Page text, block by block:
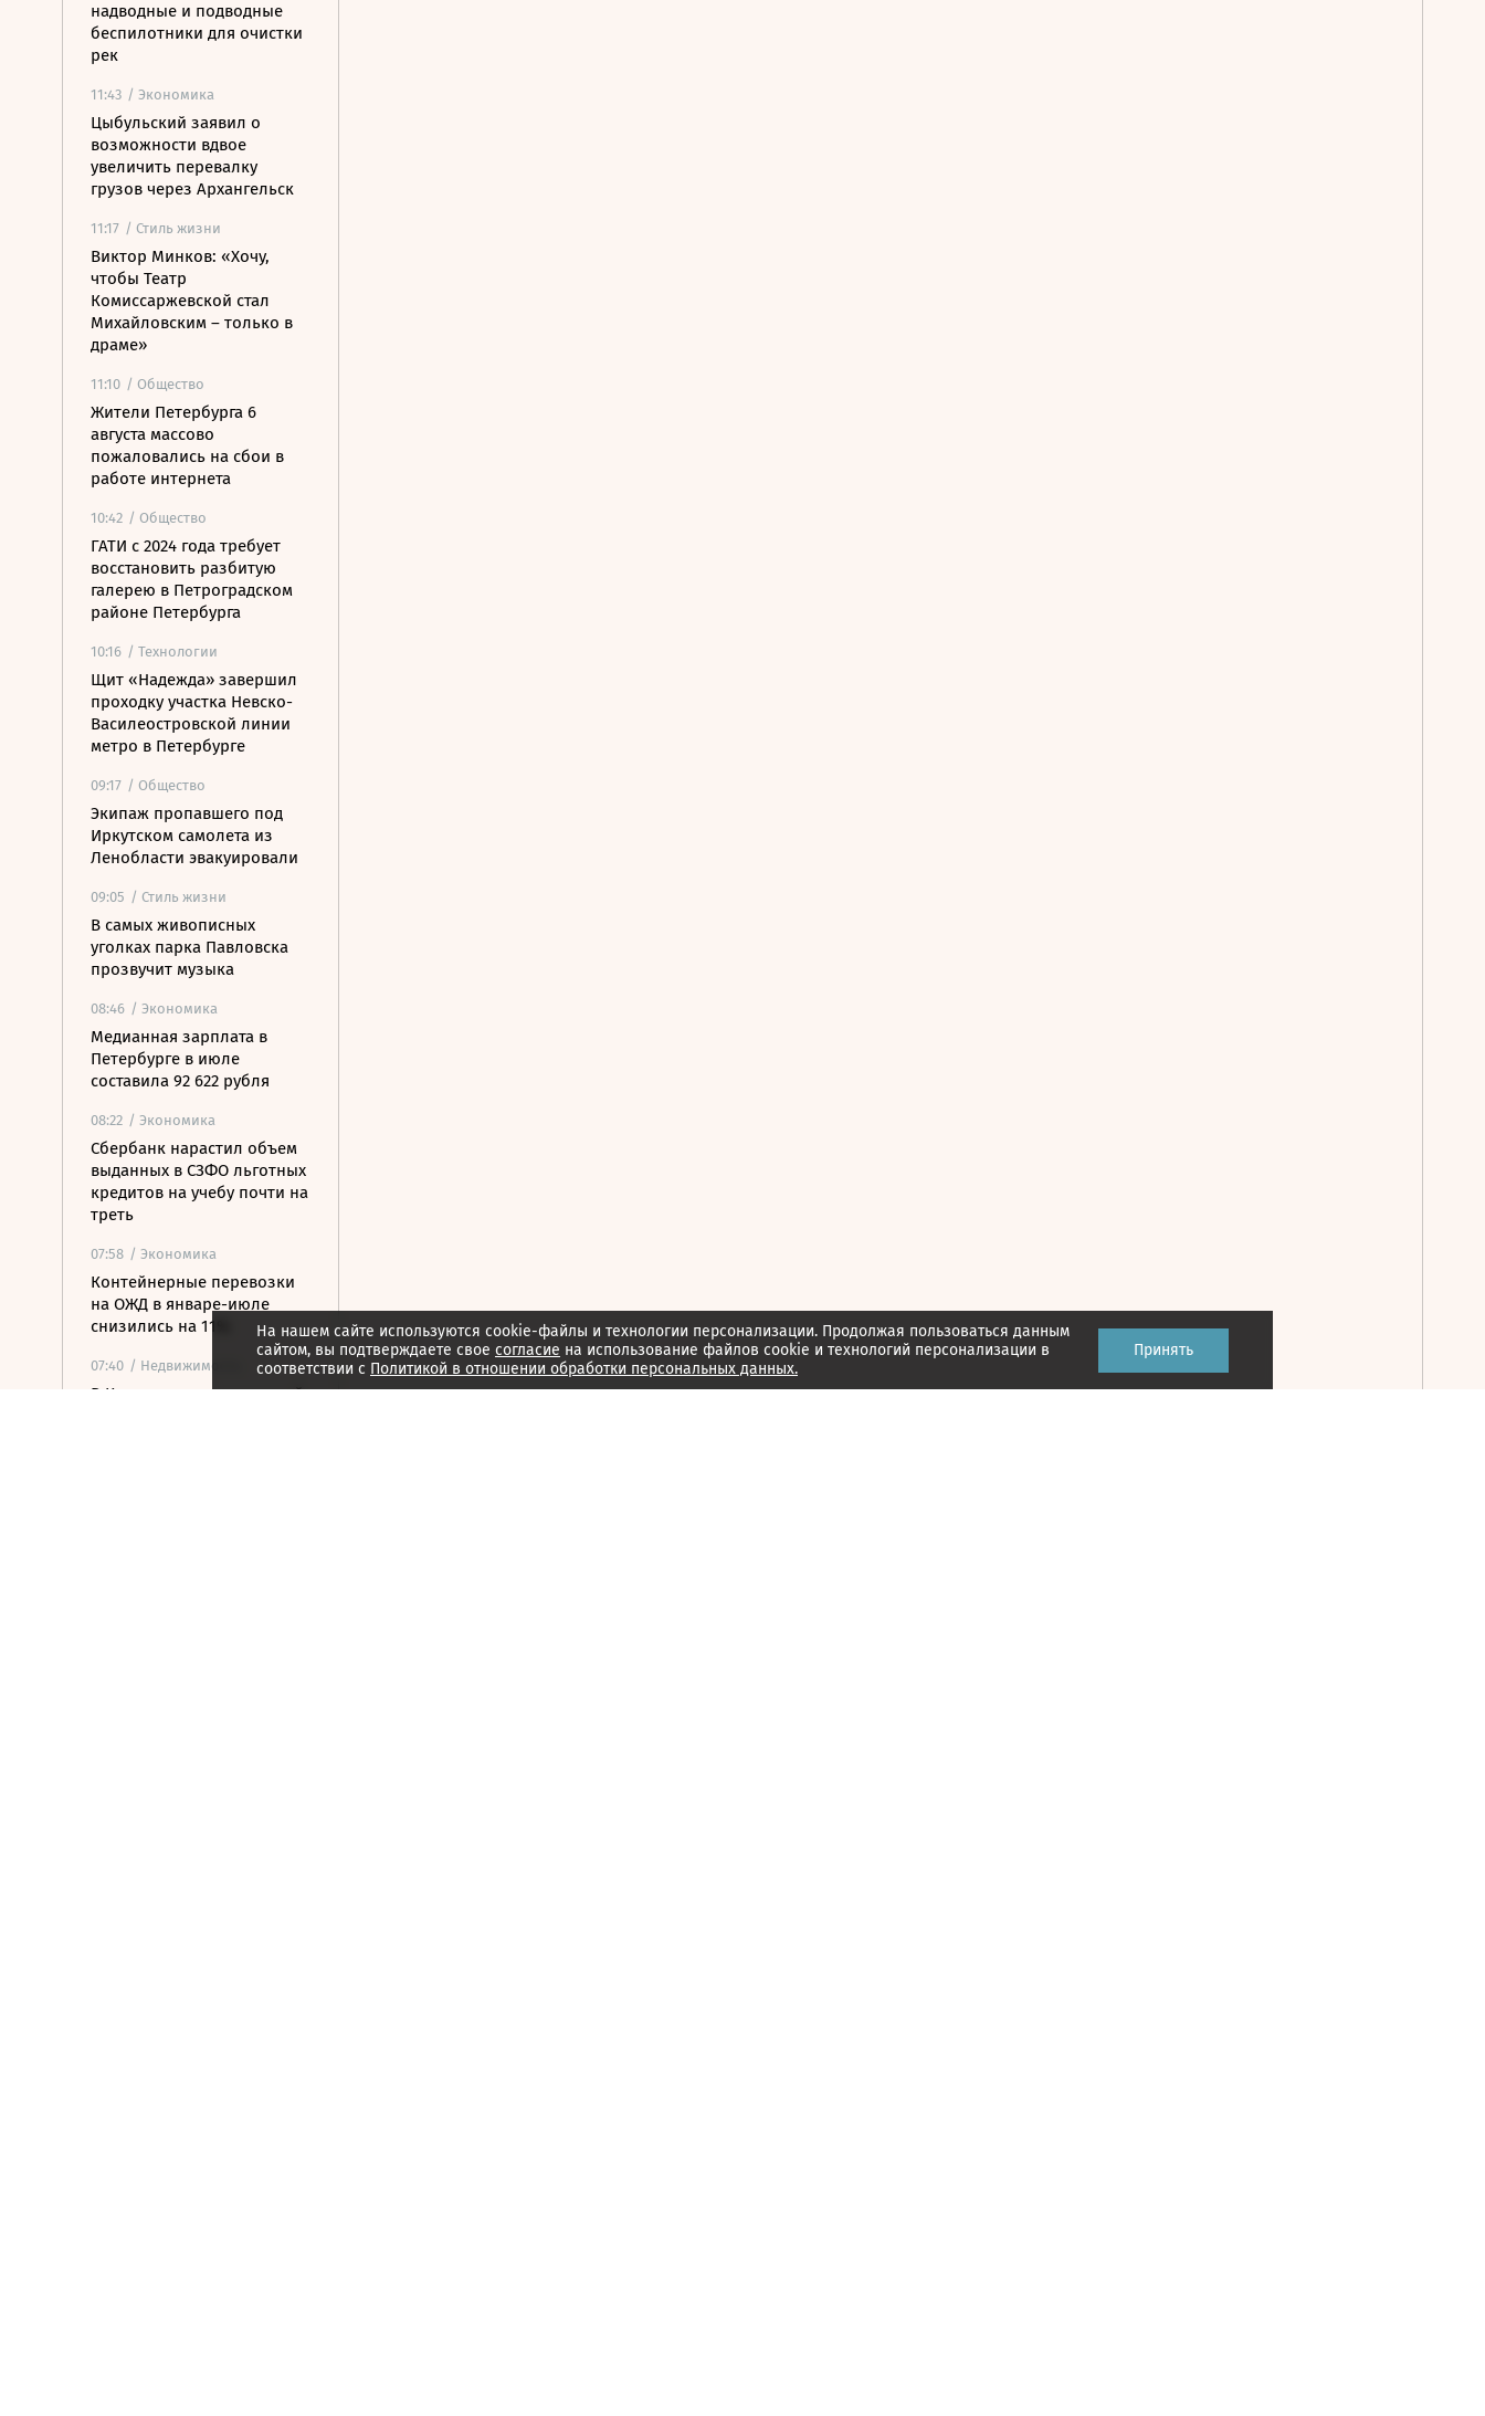
надводные и подводные
беспилотники для очистки
рек
11:43 / Экономика
Цыбульский заявил о
возможности вдвое
увеличить перевалку
грузов через Архангельск
11:17 / Стиль жизни
Виктор Минков: «Хочу,
чтобы Театр
Комиссаржевской стал
Михайловским – только в
драме»
11:10 / Общество
Жители Петербурга 6
августа массово
пожаловались на сбои в
работе интернета
10:42 / Общество
ГАТИ с 2024 года требует
восстановить разбитую
галерею в Петроградском
районе Петербурга
10:16 / Технологии
Щит «Надежда» завершил
проходку участка Невско-
Василеостровской линии
метро в Петербурге
09:17 / Общество
Экипаж пропавшего под
Иркутском самолета из
Ленобласти эвакуировали
09:05 / Стиль жизни
В самых живописных
уголках парка Павловска
прозвучит музыка
08:46 / Экономика
Медианная зарплата в
Петербурге в июле
составила 92 622 рубля
08:22 / Экономика
Сбербанк нарастил объем
выданных в СЗФО льготных
кредитов на учебу почти на
треть
07:58 / Экономика
Контейнерные перевозки
на ОЖД в январе-июле
снизились на 11%
07:40 / Недвижимость
В Карелии построят новый
На нашем сайте используются cookie-файлы и технологии персонализации. Продолжая пользоваться данным
сайтом, вы подтверждаете свое согласие на использование файлов cookie и технологий персонализации в
соответствии с Политикой в отношении обработки персональных данных.
Принять